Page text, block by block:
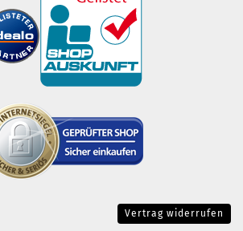
Vertrag widerrufen